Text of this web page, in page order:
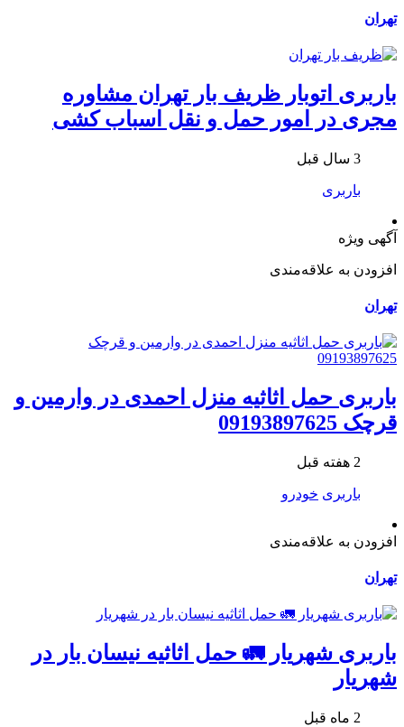
تهران
باربری اتوبار ظریف بار تهران مشاوره
مجری در امور حمل و نقل اسباب کشی
3 سال قبل
باربری
آگهی ویژه
افزودن به علاقه‌مندی
تهران
باربری حمل اثاثیه منزل احمدی در وارمین و
قرچک 09193897625
2 هفته قبل
باربری خودرو
افزودن به علاقه‌مندی
تهران
باربری شهریار 🚛 حمل اثاثیه نیسان بار در
شهریار
2 ماه قبل